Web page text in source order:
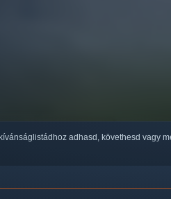
adhasd, követhesd vagy